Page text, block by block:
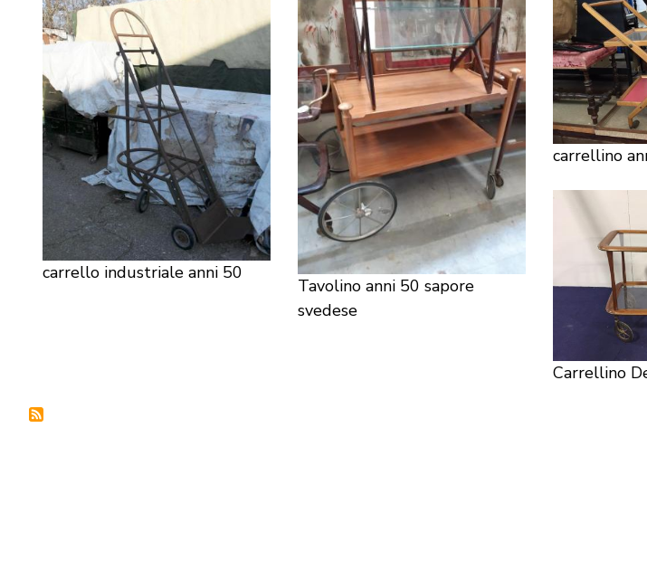
Tavolino anni 50 sapore
svedese
carrellino
carrello industriale anni 50
Carrellino